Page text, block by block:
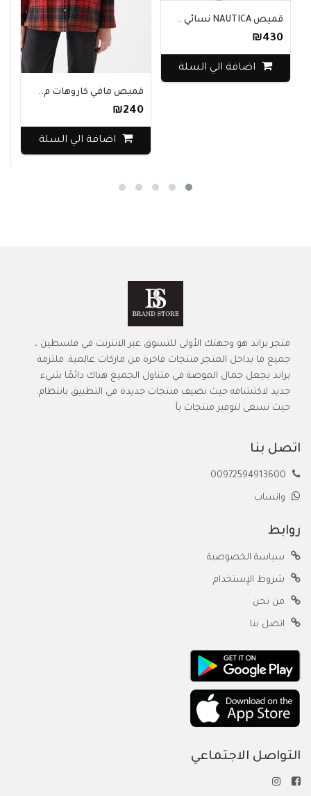
قميص NAUTICA نسائي ..
₪430
اضافة الي السلة
قميص مافي كاروهات م..
₪240
اضافة الي السلة
متجر براند هو وجهتك الأولى للتسوق عبر الانترنت في فلسطين ،
جميع ما بداخل المتجر منتجات فاخرة من ماركات عالمية. ملتزمة
براند بجعل جمال الموضة في متناول الجميع هناك دائمًا شيء
جديد لاكتشافه حيث نضيف منتجات جديدة في التطبيق بانتظام.
حيث نسعى لتوفير منتجات بأ
اتصل بنا
واتساب
روابط
سياسة الخصوصية
شروط الإستخدام
من نحن
اتصل بنا
التواصل الاجتماعي